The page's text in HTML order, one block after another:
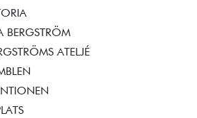
ATELJÉ